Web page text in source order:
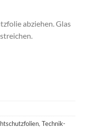
abziehen. Glas
,Technik-